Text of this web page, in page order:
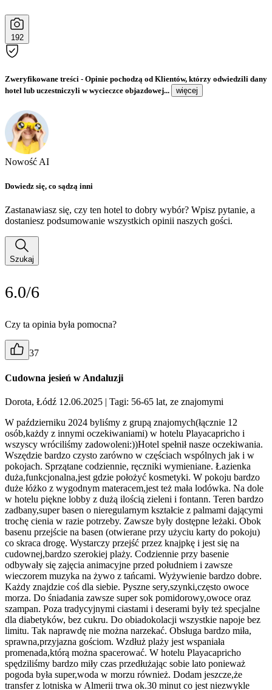
192
Zweryfikowane treści - Opinie pochodzą od Klientów, którzy odwiedzili dany
hotel lub uczestniczyli w wycieczce objazdowej...
więcej
Nowość AI
Dowiedz się, co sądzą inni
Zastanawiasz się, czy ten hotel to dobry wybór? Wpisz pytanie, a
dostaniesz podsumowanie wszystkich opinii naszych gości.
Szukaj
6.0/6
Czy ta opinia była pomocna?
37
Cudowna jesień w Andaluzji
Dorota, Łódź 12.06.2025 | Tagi: 56-65 lat, ze znajomymi
W październiku 2024 byliśmy z grupą znajomych(łącznie 12
osób,każdy z innymi oczekiwaniami) w hotelu Playacapricho i
wszyscy wróciliśmy zadowoleni:))Hotel spełnił nasze oczekiwania.
Wszędzie bardzo czysto zarówno w częściach wspólnych jak i w
pokojach. Sprzątane codziennie, ręczniki wymieniane. Łazienka
duża,funkcjonalna,jest gdzie położyć kosmetyki. W pokoju bardzo
duże łóżko z wygodnym materacem,jest też mała lodówka. Na dole
w hotelu piękne lobby z dużą ilością zieleni i fontann. Teren bardzo
zadbany,super basen o nieregularnym kształcie z palmami dającymi
trochę cienia w razie potrzeby. Zawsze były dostępne leżaki. Obok
basenu przejście na basen (otwierane przy użyciu karty do pokoju)
co skraca drogę. Wystarczy przejść przez knajpkę i jest się na
cudownej,bardzo szerokiej plaży. Codziennie przy basenie
odbywały się zajęcia animacyjne przed południem i zawsze
wieczorem muzyka na żywo z tańcami. Wyżywienie bardzo dobre.
Każdy znajdzie coś dla siebie. Pyszne sery,szynki,często owoce
morza. Do śniadania zawsze super sok pomidorowy,owoce oraz
szampan. Poza tradycyjnymi ciastami i deserami były też specjalne
dla diabetyków, bez cukru. Do obiadokolacji wszystkie napoje bez
limitu. Tak naprawdę nie można narzekać. Obsługa bardzo miła,
sprawna,przyjazna gościom. Wzdłuż plaży jest wspaniała
promenada,którą można spacerować. W hotelu Playacapricho
spędziliśmy bardzo miły czas przedłużając sobie lato ponieważ
pogoda była super,woda w morzu również. Dodam jeszcze,że
transfer z lotniska w Almerii trwa ok.30 minut co jest niezwykle